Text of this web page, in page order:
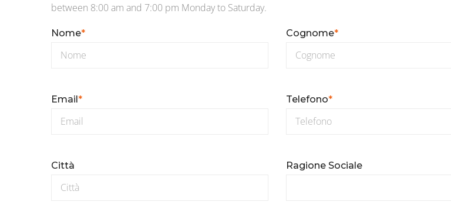
between 8:00 am and 7:00 pm Monday to Saturday.
Nome* Cognome*
Email* Telefono*
Città Ragione Sociale